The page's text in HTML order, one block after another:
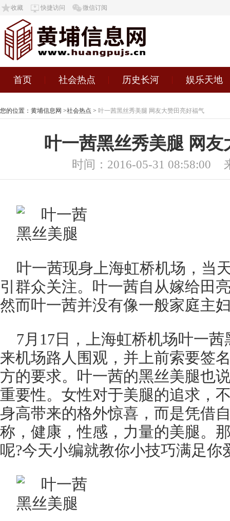
收藏 快捷访问 微信订阅
首页 社会热点 历史长河 娱乐天地
您的位置： 黄埔信息网 >社会热点 > 叶一茜黑丝秀美腿 网友大赞田亮好福气
叶一茜黑丝秀美腿 网
时间：2016-05-31 08:58:00
叶一茜现身上海虹桥机场，当
引群众关注。叶一茜自从嫁给田
然而叶一茜并没有像一般家庭主
7月17日，上海虹桥机场叶一
来机场路人围观，并上前索要签
方的要求。叶一茜的黑丝美腿也
重要性。女性对于美腿的追求，
身高带来的格外惊喜，而是凭借
称，健康，性感，力量的美腿。
呢?今天小编就教你小技巧满足你